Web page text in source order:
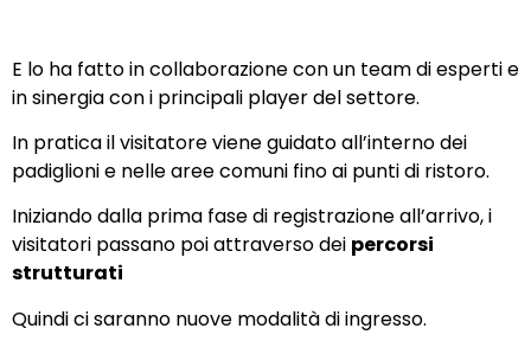
E lo ha fatto in collaborazione con un team di esperti e
in sinergia con i principali playerdel settore.
In pratica il visitatore viene guidato all’interno dei
padiglioni e nelle aree comuni fino ai punti di ristoro.
Iniziando dalla prima fase di registrazione all’arrivo, i
visitatori passano poi attraverso dei percorsi
strutturati
Quindi ci saranno nuove modalità di ingresso.